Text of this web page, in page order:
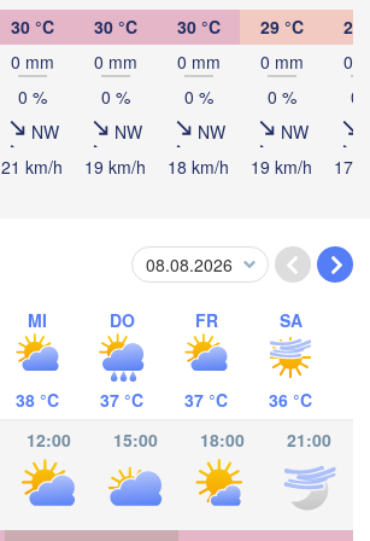
30 °C
0 mm
0 %
NW
21 km/h
30 °C
0 mm
0 %
NW
19 km/h
30 °C
0 mm
0 %
NW
18 km/h
29 °C
0 mm
0 %
NW
19 km/h
29
0
0
17
MI
38 °C
DO
37 °C
FR
37 °C
SA
36 °C
12:00 15:00 18:00 21:00
Panamá